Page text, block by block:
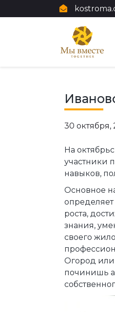
30 октября,
На
участники
навыков,
Основное
роста,
знания,
своего
Огород или
починишь